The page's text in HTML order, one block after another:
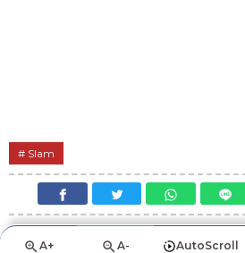
Slam
A+ A- AutoScroll